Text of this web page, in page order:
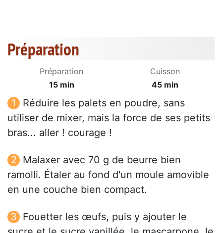
Préparation
Préparation
15 min
Cuisson
45 min
Réduire les palets en poudre, sans
utiliser de mixer, mais la force de ses petits
bras... aller ! courage !
Malaxer avec 70 g de beurre bien
ramolli. Étaler au fond d'un moule amovible
en une couche bien compact.
Fouetter les œufs, puis y ajouter le